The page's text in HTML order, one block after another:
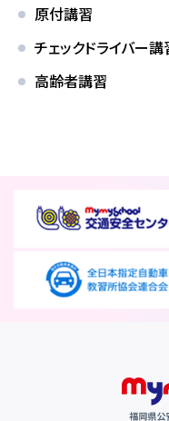
お問い合わせ
プライバシーポリシー
2026.08.01
スキップローンで
年2月からも可能です
原付講習
チェックドライバー講
高齢者講習